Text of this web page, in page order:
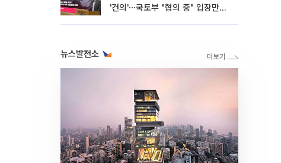
'건의'⋯국토부 "협의 중" 입장만
뉴스발전소